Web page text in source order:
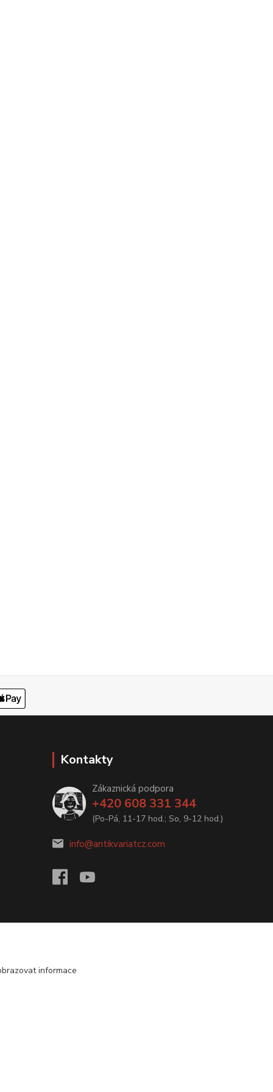
Kontakty
Zákaznická podpora
+420 608 331 344
(Po-Pá, 11-17 hod.; So, 9-12 hod.)
info@antikvariatcz.com
informace